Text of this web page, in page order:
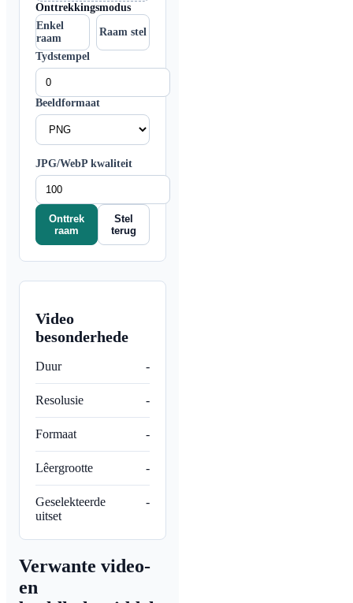
Onttrekkingsmodus
Enkel
raam
Raam stel
Tydstempel
Beeldformaat
JPG/WebP kwaliteit
Onttrek
raam
Stel
terug
Video
besonderhede
Duur -
Resolusie -
Formaat -
Lêergrootte -
Geselekteerde
uitset
-
Verwante video-
en